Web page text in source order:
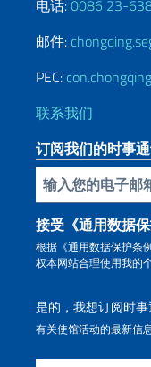
电话:0086 23-
邮件:
PEC:
联系我们
订阅我们的时事
插入你的電子郵件
接受《通用数据保
根据《通用数据保护条
权本网站合理使用我的
是的，我想订阅时
有关使馆活动的最新信